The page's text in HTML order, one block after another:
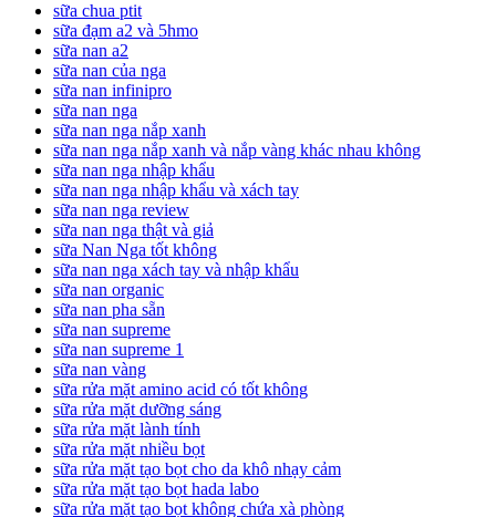
sữa chua ptit
sữa đạm a2 và 5hmo
sữa nan a2
sữa nan của nga
sữa nan infinipro
sữa nan nga
sữa nan nga nắp xanh
sữa nan nga nắp xanh và nắp vàng khác nhau không
sữa nan nga nhập khẩu
sữa nan nga nhập khẩu và xách tay
sữa nan nga review
sữa nan nga thật và giả
sữa Nan Nga tốt không
sữa nan nga xách tay và nhập khẩu
sữa nan organic
sữa nan pha sẵn
sữa nan supreme
sữa nan supreme 1
sữa nan vàng
sữa rửa mặt amino acid có tốt không
sữa rửa mặt dưỡng sáng
sữa rửa mặt lành tính
sữa rửa mặt nhiều bọt
sữa rửa mặt tạo bọt cho da khô nhạy cảm
sữa rửa mặt tạo bọt hada labo
sữa rửa mặt tạo bọt không chứa xà phòng